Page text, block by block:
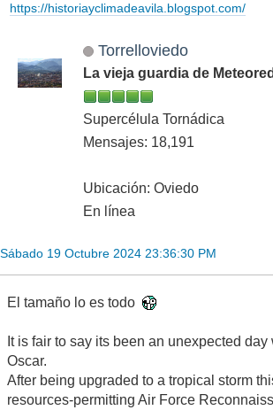
https://historiayclimadeavila.blogspot.com/
Torrelloviedo
La vieja guardia de Meteored
Supercélula Tornádica
Mensajes: 18,191
Ubicación: Oviedo
En línea
Sábado 19 Octubre 2024 23:36:30 PM
El tamaño lo es todo
It is fair to say its been an unexpected
Oscar.
After being upgraded to a tropical storm
resources-permitting Air Force